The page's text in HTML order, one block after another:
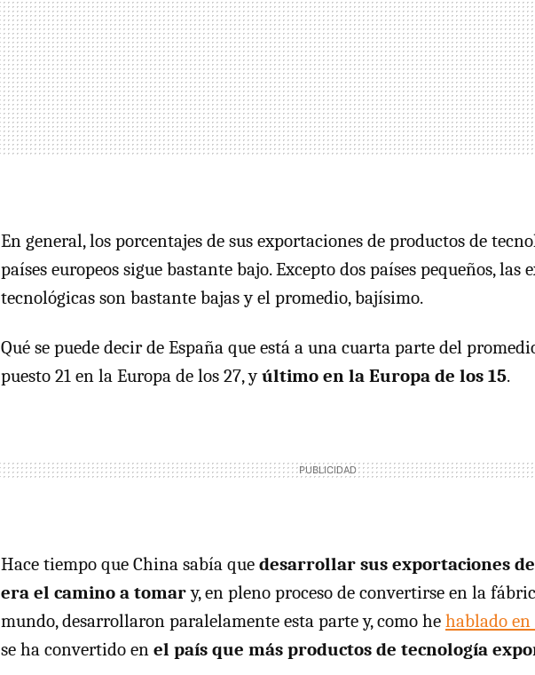
En general, los porcentajes de sus exportaciones de productos de
países europeos sigue bastante bajo. Excepto dos países pequeños, las
tecnológicas son bastante bajas y el promedio, bajísimo.
Qué se puede decir de España que está a una cuarta parte del
puesto 21 en la Europa de los 27, yúltimo en la Europa de los 15.
Hace tiempo que China sabía que desarrollar sus exportaciones
era el camino a tomary, en pleno proceso de convertirse en la
mundo, desarrollaron paralelamente esta parte y, como he hablado en
se ha convertido en el país que más productos de tecnología